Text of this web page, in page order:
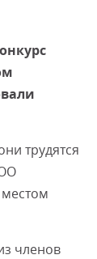
трудятся
членов